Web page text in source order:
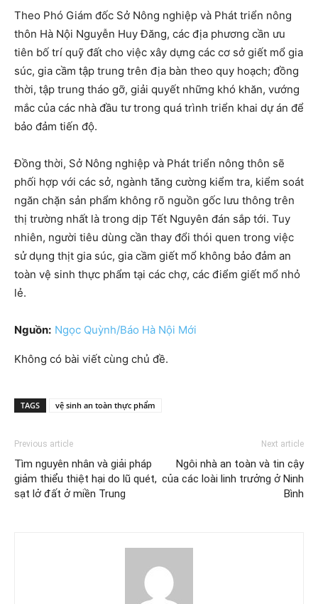
Theo Phó Giám đốc Sở Nông nghiệp và Phát triển nông
thôn Hà Nội Nguyễn Huy Đăng, các địa phương cần ưu
tiên bố trí quỹ đất cho việc xây dựng các cơ sở giết mổ gia
súc, gia cầm tập trung trên địa bàn theo quy hoạch; đồng
thời, tập trung tháo gỡ, giải quyết những khó khăn, vướng
mắc của các nhà đầu tư trong quá trình triển khai dự án để
bảo đảm tiến độ.
Đồng thời, Sở Nông nghiệp và Phát triển nông thôn sẽ
phối hợp với các sở, ngành tăng cường kiểm tra, kiểm soát
ngăn chặn sản phẩm không rõ nguồn gốc lưu thông trên
thị trường nhất là trong dịp Tết Nguyên đán sắp tới. Tuy
nhiên, người tiêu dùng cần thay đổi thói quen trong việc
sử dụng thịt gia súc, gia cầm giết mổ không bảo đảm an
toàn vệ sinh thực phẩm tại các chợ, các điểm giết mổ nhỏ
lẻ.
Nguồn: Ngọc Quỳnh/Báo Hà Nội Mới
Không có bài viết cùng chủ đề.
TAGS vệ sinh an toàn thực phẩm
Previous article
Tìm nguyên nhân và giải pháp
giảm thiểu thiệt hại do lũ quét,
sạt lở đất ở miền Trung
Next article
Ngôi nhà an toàn và tin cậy
của các loài linh trưởng ở Ninh
Bình